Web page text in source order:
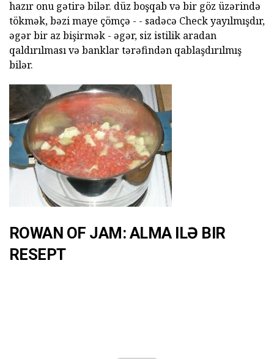
hazır onu gətirə bilər. düz boşqab və bir göz üzərində
tökmək, bəzi maye çömçə - - sadəcə Check yayılmışdır,
əgər bir az bişirmək - əgər, siz istilik aradan
qaldırılması və banklar tərəfindən qablaşdırılmış
bilər.
ROWAN OF JAM: ALMA ILƏ BIR
RESEPT